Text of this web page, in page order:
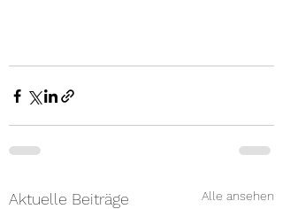
Aktuelle Beiträge Alle ansehen